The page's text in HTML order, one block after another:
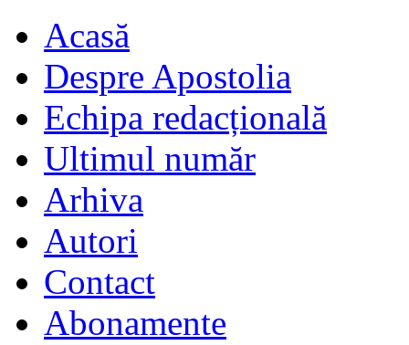
Acasă
Despre Apostolia
Echipa redacțională
Ultimul număr
Arhiva
Autori
Contact
Abonamente